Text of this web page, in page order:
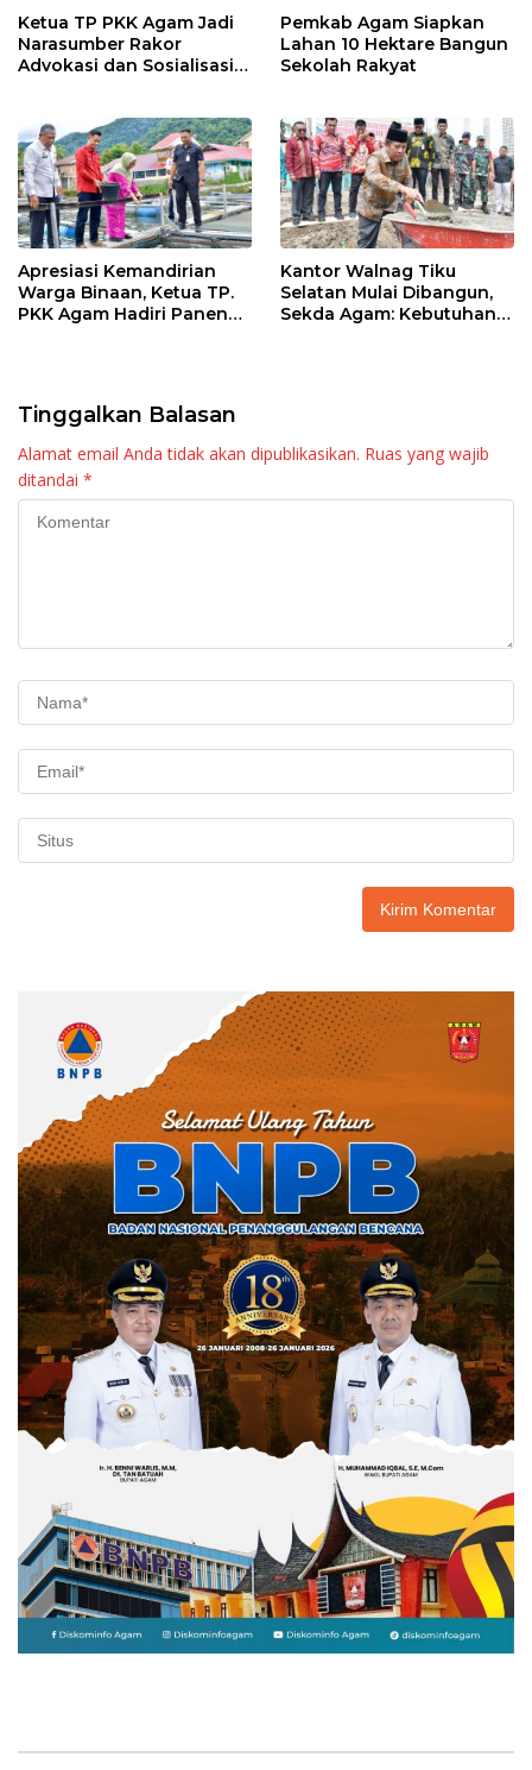
Ketua TP PKK Agam Jadi
Narasumber Rakor
Advokasi dan Sosialisasi
Pemkab Agam Siapkan
Lahan 10 Hektare Bangun
Sekolah Rakyat
Apresiasi Kemandirian
Warga Binaan, Ketua TP.
PKK Agam Hadiri Panen
Kantor Walnag Tiku
Selatan Mulai Dibangun,
Sekda Agam: Kebutuhan
Tinggalkan Balasan
Alamat email Anda tidak akan dipublikasikan. Ruas yang wajib
ditandai *